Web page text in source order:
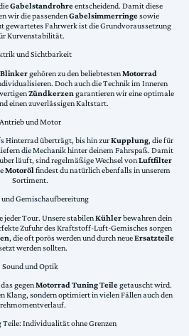
Gabelstandrohreentscheidend. Damit diese
wir die passendenGabelsimmerringesowie
gewartetes Fahrwerk ist die Grundvoraussetzung
Kurvenstabilität.
und Sichtbarkeit
Blinkergehören zu den beliebtestenMotorrad
Doch auch die Technik im Inneren
Zündkerzen garantieren wir eine optimale
einen zuverlässigen Kaltstart.
Antrieb und Motor
Hinterrad überträgt, bis hin zurKupplung, die für
die Mechanik hinter deinem Fahrspaß. Damit
läuft, sind regelmäßige Wechsel vonLuftfilter
Motorölfindest du natürlich ebenfalls in unserem
Sortiment.
Gemischaufbereitung
Tour. Unsere stabilenKühlerbewahren dein
Zufuhr des Kraftstoff-Luft-Gemisches sorgen
, die oft porös werden und durch neueErsatzteile
werden sollten.
Sound und Optik
gegenMotorrad Tuning Teilegetauscht wird.
Klang, sondern optimiert in vielen Fällen auch den
Individualität ohne Grenzen